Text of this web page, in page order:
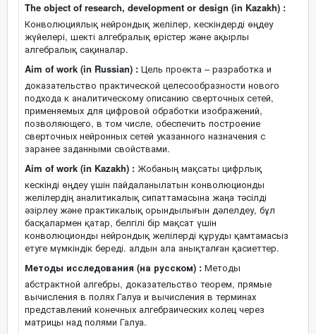
The object of research, development or design (in Kazakh) :
Конволюциялық нейрондық желілер, кескіндерді өңдеу
жүйелері, шекті алгебралық өрістер және ақырлы
алгебралық сақиналар.
Aim of work (in Russian) : Цель проекта – разработка и
доказательство практической целесообразности нового
подхода к аналитическому описанию сверточных сетей,
применяемых для цифровой обработки изображений,
позволяющего, в том числе, обеспечить построение
сверточных нейронных сетей указанного назначения с
заранее заданными свойствами.
Aim of work (in Kazakh) : Жобаның мақсаты цифрлық
кескінді өңдеу үшін пайдаланылатын конволюционды
желілердің аналитикалық сипаттамасына жаңа тәсілді
әзірлеу және практикалық орындылығын дәлелдеу, бұл
басқалармен қатар, белгілі бір мақсат үшін
конволюционды нейрондық желілерді құруды қамтамасыз
етуге мүмкіндік береді. алдын ала анықталған қасиеттер.
Методы исследования (на русском) : Методы
абстрактной алгебры, доказательство теорем, прямые
вычисления в полях Галуа и вычисления в терминах
представлений конечных алгебраических колец через
матрицы над полями Галуа.